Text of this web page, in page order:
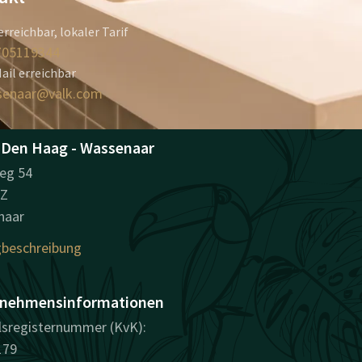
lokaler Tarif
erreichbar
Haag - Wassenaar
54
(KvK):